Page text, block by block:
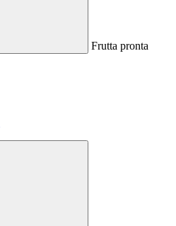
Frutta pronta